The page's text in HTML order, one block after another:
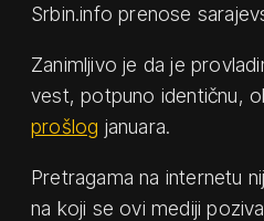
Srbin.info prenose
Zanimljivo je da je
vest, potpuno identičnu,
prošlog januara.
Pretragama na internetu
na koji se ovi mediji